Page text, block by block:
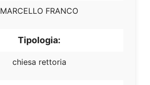
MARCELLO FRANCO
Tipologia:
chiesa rettoria